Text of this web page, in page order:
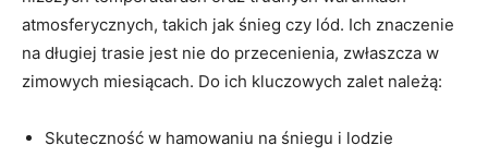
atmosferycznych, takich jak śnieg czy lód. Ich znaczenie
na długiej trasie jest nie do przecenienia, zwłaszcza w
zimowych miesiącach. Do ich kluczowych zalet należą:
Skuteczność w hamowaniu na śniegu i lodzie